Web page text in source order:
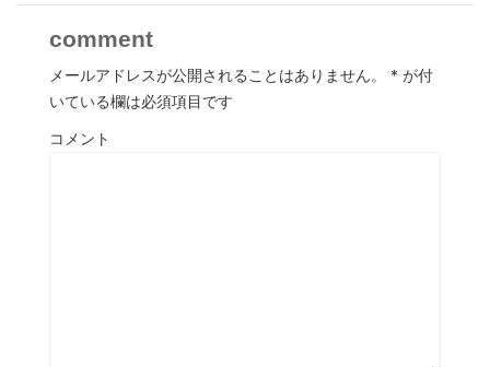
comment
メールアドレスが公開されることはありません。 * が付
いている欄は必須項目です
コメント